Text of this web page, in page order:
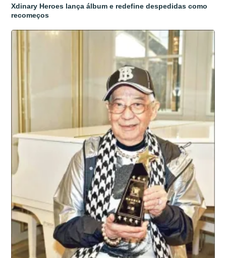
Xdinary Heroes lança álbum e redefine despedidas como
recomeços